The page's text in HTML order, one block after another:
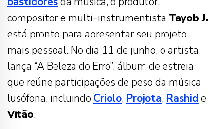
compositor e multi-instrumentista Tayob J.
está pronto para apresentar seu projeto
mais pessoal. No dia 11 de junho, o artista
lança “A Beleza do Erro”, álbum de estreia
que reúne participações de peso da música
lusófona, incluindo Criolo, Projota, Rashid e
Vitão.